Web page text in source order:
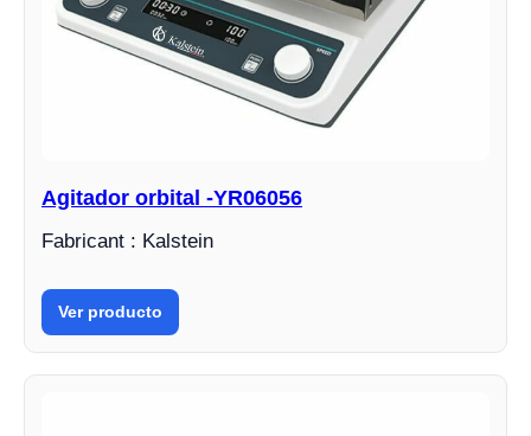
Agitador orbital -YR06056
Fabricant : Kalstein
Ver producto